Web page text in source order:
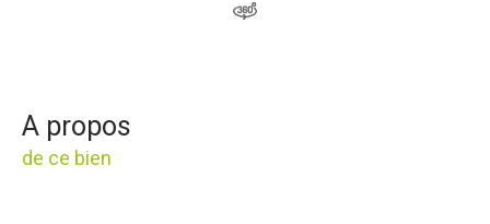
a propos
de ce bien